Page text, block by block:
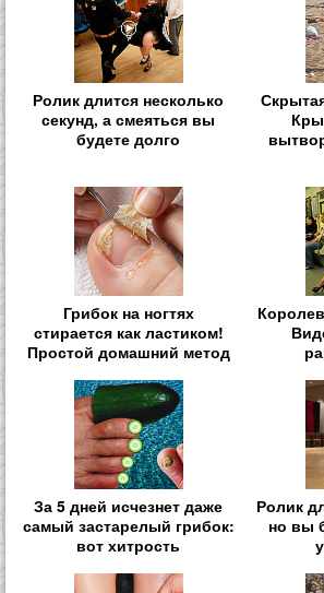
Ролик длится несколько
секунд, а смеяться вы
будете долго
Грибок на ногтях
стирается как ластиком!
Простой домашний метод
За 5 дней исчезнет даже
самый застарелый грибок:
вот хитрость
Ролик
но вы